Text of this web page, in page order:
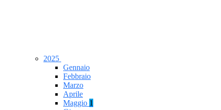
2025
Gennaio
Febbraio
Marzo
Aprile
Maggio 1